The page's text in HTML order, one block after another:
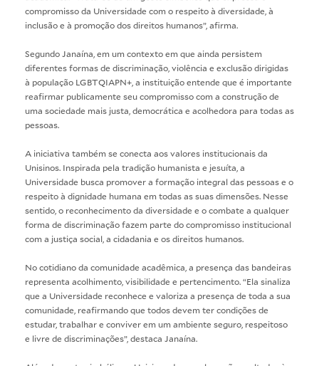
compromisso da Universidade com o respeito à diversidade, à
inclusão e à promoção dos direitos humanos”, afirma.
Segundo Janaína, em um contexto em que ainda persistem
diferentes formas de discriminação, violência e exclusão dirigidas
à população LGBTQIAPN+, a instituição entende que é importante
reafirmar publicamente seu compromisso com a construção de
uma sociedade mais justa, democrática e acolhedora para todas as
pessoas.
A iniciativa também se conecta aos valores institucionais da
Unisinos. Inspirada pela tradição humanista e jesuíta, a
Universidade busca promover a formação integral das pessoas e o
respeito à dignidade humana em todas as suas dimensões. Nesse
sentido, o reconhecimento da diversidade e o combate a qualquer
forma de discriminação fazem parte do compromisso institucional
com a justiça social, a cidadania e os direitos humanos.
No cotidiano da comunidade acadêmica, a presença das bandeiras
representa acolhimento, visibilidade e pertencimento. “Ela sinaliza
que a Universidade reconhece e valoriza a presença de toda a sua
comunidade, reafirmando que todos devem ter condições de
estudar, trabalhar e conviver em um ambiente seguro, respeitoso
e livre de discriminações”, destaca Janaína.